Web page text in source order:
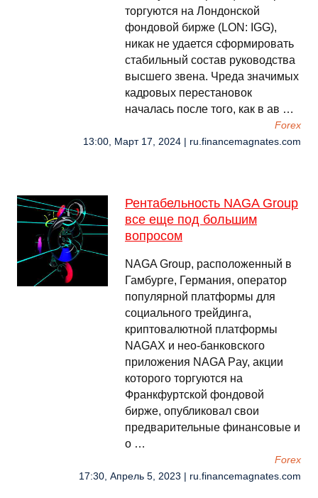
торгуются на Лондонской
фондовой бирже (LON: IGG),
никак не удается сформировать
стабильный состав руководства
высшего звена. Чреда значимых
кадровых перестановок
началась после того, как в ав …
Forex
13:00, Март 17, 2024 | ru.financemagnates.com
Рентабельность NAGA Group
все еще под большим
вопросом
NAGA Group, расположенный в
Гамбурге, Германия, оператор
популярной платформы для
социального трейдинга,
криптовалютной платформы
NAGAX и нео-банковского
приложения NAGA Pay, акции
которого торгуются на
Франкфуртской фондовой
бирже, опубликовал свои
предварительные финансовые и
о …
Forex
17:30, Апрель 5, 2023 | ru.financemagnates.com